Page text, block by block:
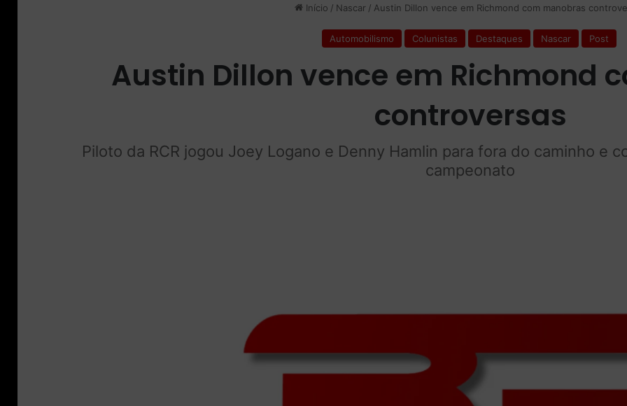
Início / Nascar / Austin Dillon vence em Richmond com manobras
Automobilismo Colunistas Destaques Nascar Post
Austin Dillon vence em Richmond
controversas
Piloto da RCR jogou Joey Logano e Denny Hamlin para fora do caminho e
campeonato